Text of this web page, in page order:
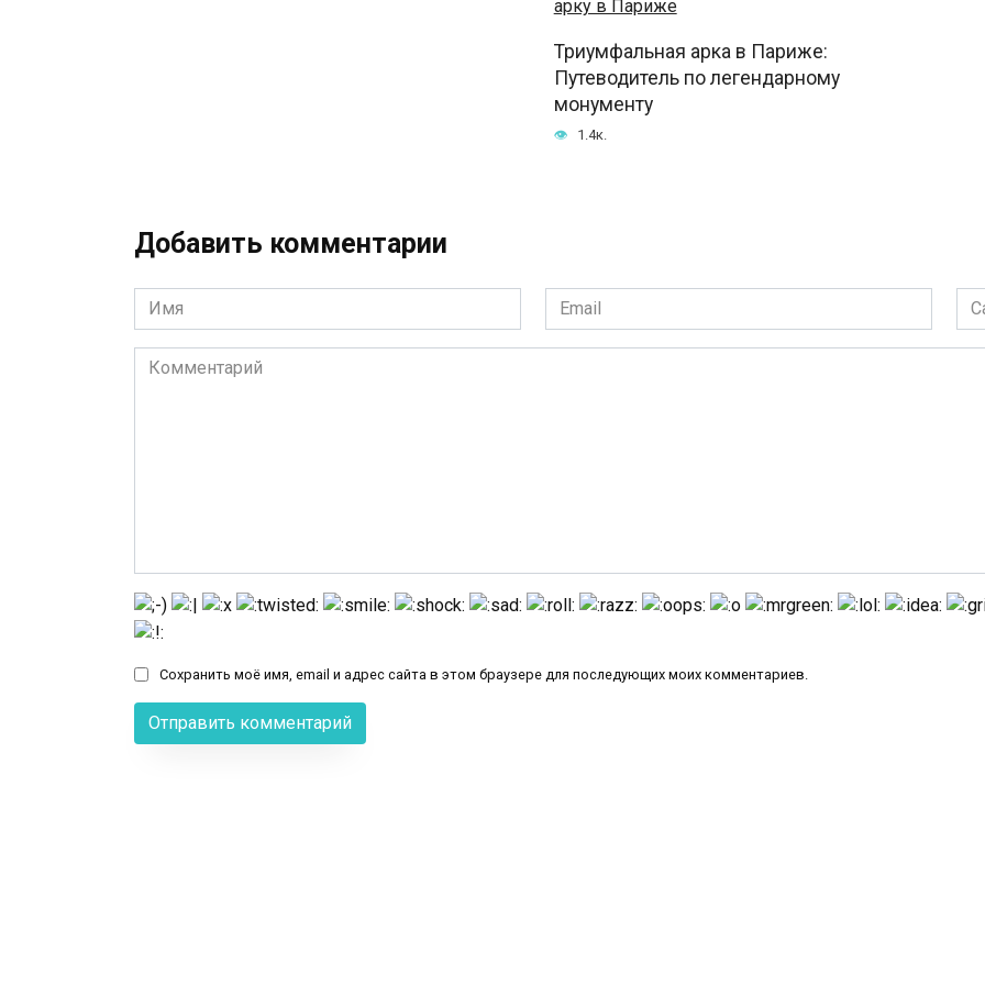
Триумфальная арка в Париже:
Путеводитель по легендарному
монументу
1.4к.
Добавить комментарии
Имя
*
Email
*
Комментарий
Сохранить моё имя, email и адрес сайта в этом браузере для последующих моих комментариев.